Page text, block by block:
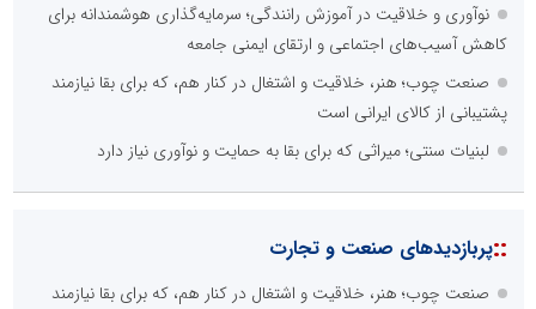
نوآوری و خلاقیت در آموزش رانندگی؛ سرمایه‌گذاری هوشمندانه برای
کاهش آسیب‌های اجتماعی و ارتقای ایمنی جامعه
صنعت چوب؛ هنر، خلاقیت و اشتغال در کنار هم، که برای بقا نیازمند
پشتیبانی از کالای ایرانی است
لبنیات سنتی؛ میراثی که برای بقا به حمایت و نوآوری نیاز دارد
::پربازدیدهای صنعت و تجارت
صنعت چوب؛ هنر، خلاقیت و اشتغال در کنار هم، که برای بقا نیازمند